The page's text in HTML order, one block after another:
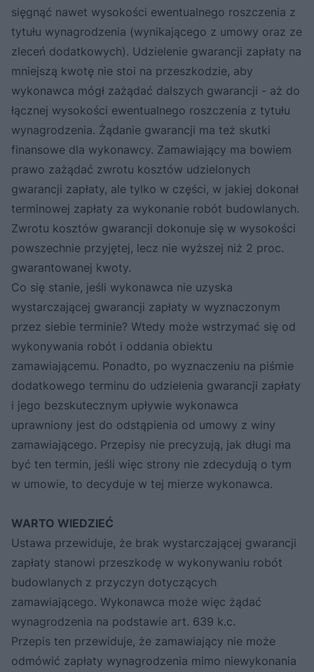
sięgnąć nawet wysokości ewentualnego roszczenia z
tytułu wynagrodzenia (wynikającego z umowy oraz ze
zleceń dodatkowych). Udzielenie gwarancji zapłaty na
mniejszą kwotę nie stoi na przeszkodzie, aby
wykonawca mógł zażądać dalszych gwarancji - aż do
łącznej wysokości ewentualnego roszczenia z tytułu
wynagrodzenia. Żądanie gwarancji ma też skutki
finansowe dla wykonawcy. Zamawiający ma bowiem
prawo zażądać zwrotu kosztów udzielonych
gwarancji zapłaty, ale tylko w części, w jakiej dokonał
terminowej zapłaty za wykonanie robót budowlanych.
Zwrotu kosztów gwarancji dokonuje się w wysokości
powszechnie przyjętej, lecz nie wyższej niż 2 proc.
gwarantowanej kwoty.
Co się stanie, jeśli wykonawca nie uzyska
wystarczającej gwarancji zapłaty w wyznaczonym
przez siebie terminie? Wtedy może wstrzymać się od
wykonywania robót i oddania obiektu
zamawiającemu. Ponadto, po wyznaczeniu na piśmie
dodatkowego terminu do udzielenia gwarancji zapłaty
i jego bezskutecznym upływie wykonawca
uprawniony jest do odstąpienia od umowy z winy
zamawiającego. Przepisy nie precyzują, jak długi ma
być ten termin, jeśli więc strony nie zdecydują o tym
w umowie, to decyduje w tej mierze wykonawca.
WARTO WIEDZIEĆ
Ustawa przewiduje, że brak wystarczającej gwarancji
zapłaty stanowi przeszkodę w wykonywaniu robót
budowlanych z przyczyn dotyczących
zamawiającego. Wykonawca może więc żądać
wynagrodzenia na podstawie art. 639 k.c.
Przepis ten przewiduje, że zamawiający nie może
odmówić zapłaty wynagrodzenia mimo niewykonania